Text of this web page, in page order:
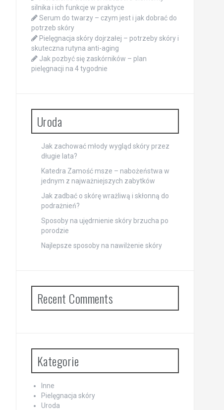
silnika i ich funkcje w praktyce
Serum do twarzy – czym jest i jak dobrać do
potrzeb skóry
Pielęgnacja skóry dojrzałej – potrzeby skóry i
skuteczna rutyna anti-aging
Jak pozbyć się zaskórników – plan
pielęgnacji na 4 tygodnie
Uroda
Jak zachować młody wygląd skóry przez
długie lata?
Katedra Zamość msze – nabożeństwa w
jednym z najważniejszych zabytków
Jak zadbać o skórę wrażliwą i skłonną do
podrażnień?
Sposoby na ujędrnienie skóry brzucha po
porodzie
Najlepsze sposoby na nawilżenie skóry
Recent Comments
Kategorie
Inne
Pielęgnacja skóry
Uroda